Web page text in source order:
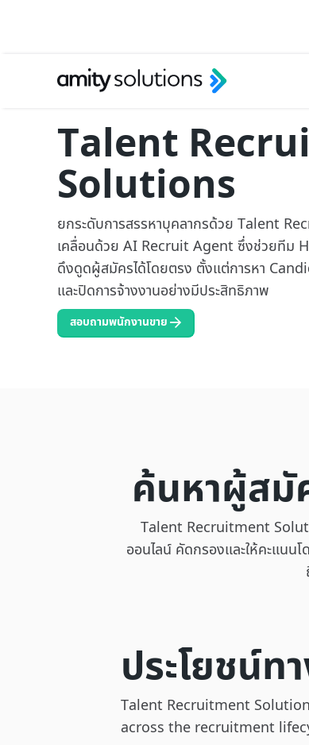
Talent
Solutions
ยกระดับการสรรหาบุคลากรด้วย Talent
เคลื่อนด้วย AI Recruit Agent ซึ่งช่วยทีม
ดึงดูดผู้สมัครได้โดยตรง ตั้งแต่การหา
และปิดการจ้างงานอย่างมีประสิทธิภาพ
สอบถามพนักงานขาย
ค้นหาผู้สมั
Talent Recruitment
ออนไลน์ คัดกรองและให้คะแนน
ประโยชน์ท
Talent Recruitment
across the recruitment